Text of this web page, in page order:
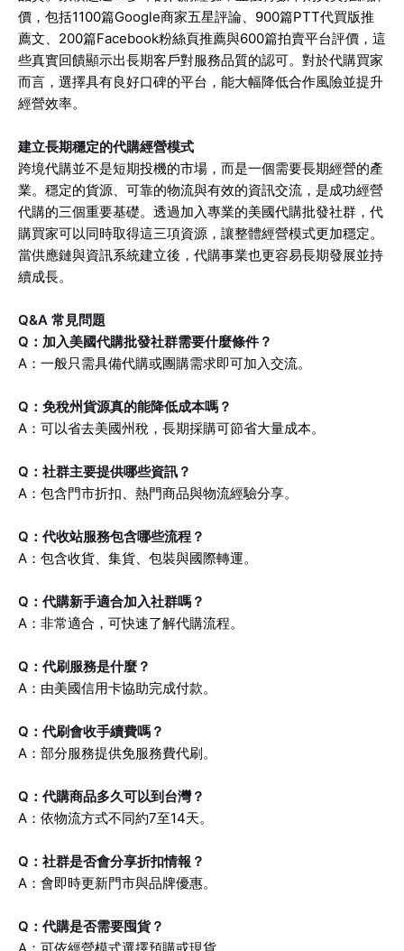
價，包括1100篇Google商家五星評論、900篇PTT代買版推
薦文、200篇Facebook粉絲頁推薦與600篇拍賣平台評價，這
些真實回饋顯示出長期客戶對服務品質的認可。對於代購買家
而言，選擇具有良好口碑的平台，能大幅降低合作風險並提升
經營效率。
建立長期穩定的代購經營模式
跨境代購並不是短期投機的市場，而是一個需要長期經營的產
業。穩定的貨源、可靠的物流與有效的資訊交流，是成功經營
代購的三個重要基礎。透過加入專業的美國代購批發社群，代
購買家可以同時取得這三項資源，讓整體經營模式更加穩定。
當供應鏈與資訊系統建立後，代購事業也更容易長期發展並持
續成長。
Q&A 常見問題
Q：加入美國代購批發社群需要什麼條件？
A：一般只需具備代購或團購需求即可加入交流。
Q：免稅州貨源真的能降低成本嗎？
A：可以省去美國州稅，長期採購可節省大量成本。
Q：社群主要提供哪些資訊？
A：包含門市折扣、熱門商品與物流經驗分享。
Q：代收站服務包含哪些流程？
A：包含收貨、集貨、包裝與國際轉運。
Q：代購新手適合加入社群嗎？
A：非常適合，可快速了解代購流程。
Q：代刷服務是什麼？
A：由美國信用卡協助完成付款。
Q：代刷會收手續費嗎？
A：部分服務提供免服務費代刷。
Q：代購商品多久可以到台灣？
A：依物流方式不同約7至14天。
Q：社群是否會分享折扣情報？
A：會即時更新門市與品牌優惠。
Q：代購是否需要囤貨？